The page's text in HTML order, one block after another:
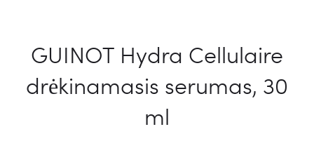
GUINOT Hydra Cellulaire
drėkinamasis serumas, 30
ml